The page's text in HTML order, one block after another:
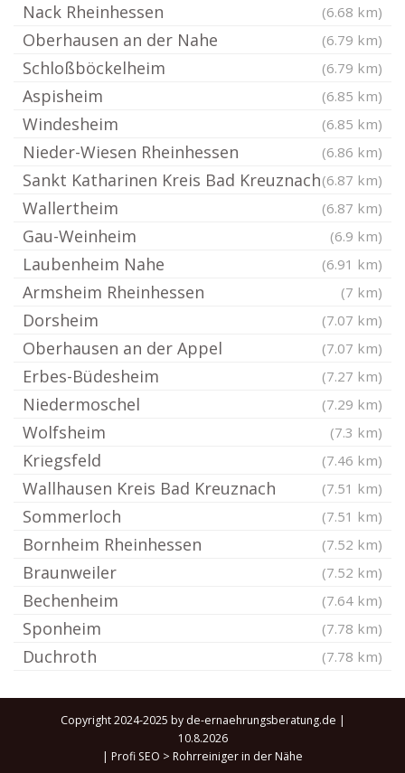
Nack Rheinhessen (6.68 km)
Oberhausen an der Nahe (6.79 km)
Schloßböckelheim (6.79 km)
Aspisheim (6.85 km)
Windesheim (6.85 km)
Nieder-Wiesen Rheinhessen (6.86 km)
Sankt Katharinen Kreis Bad Kreuznach(6.87 km)
Wallertheim (6.87 km)
Gau-Weinheim (6.9 km)
Laubenheim Nahe (6.91 km)
Armsheim Rheinhessen (7 km)
Dorsheim (7.07 km)
Oberhausen an der Appel (7.07 km)
Erbes-Büdesheim (7.27 km)
Niedermoschel (7.29 km)
Wolfsheim (7.3 km)
Kriegsfeld (7.46 km)
Wallhausen Kreis Bad Kreuznach (7.51 km)
Sommerloch (7.51 km)
Bornheim Rheinhessen (7.52 km)
Braunweiler (7.52 km)
Bechenheim (7.64 km)
Sponheim (7.78 km)
Duchroth (7.78 km)
Copyright 2024-2025 by de-ernaehrungsberatung.de |
10.8.2026
| Profi SEO > Rohrreiniger in der Nähe